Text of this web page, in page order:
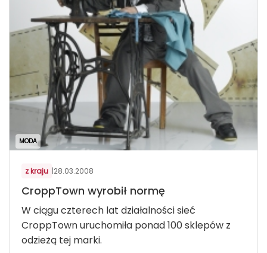
MODA
z kraju |28.03.2008
CroppTown wyrobił normę
W ciągu czterech lat działalności sieć
CroppTown uruchomiła ponad 100 sklepów z
odzieżą tej marki.